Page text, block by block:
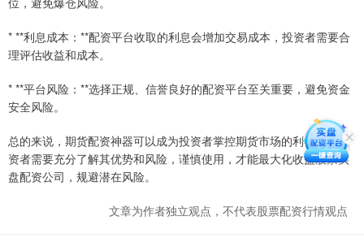
* **利息成本：**配资平台收取的利息会增加交易成本，投资者需要合
理评估收益和成本。
* **平台风险：**选择正规、信誉良好的配资平台至关重要，避免资金
安全风险。
总的来说，期货配资神器可以成为投资者掌控期货市场的利器。但投
资者需要充分了解其优势和风险，谨慎使用，才能最大化收益股票实
盘配资公司，规避潜在风险。
文章为作者独立观点，不代表股票配资行情观点